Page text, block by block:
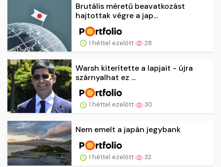
Brutális méretű beavatkozást
hajtottak végre a jap...
1 héttel ezelőtt 28
Warsh kiterítette a lapjait - újra
szárnyalhat ez ...
1 héttel ezelőtt 30
Nem emelt a japán jegybank
1 héttel ezelőtt 32